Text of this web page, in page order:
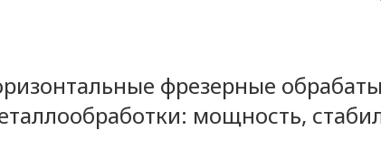
фрезерные
мощность,